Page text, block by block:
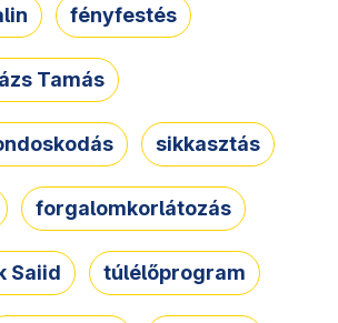
fényfestés
Tamás
sikkasztás
forgalomkorlátozás
Saiid túlélőprogram